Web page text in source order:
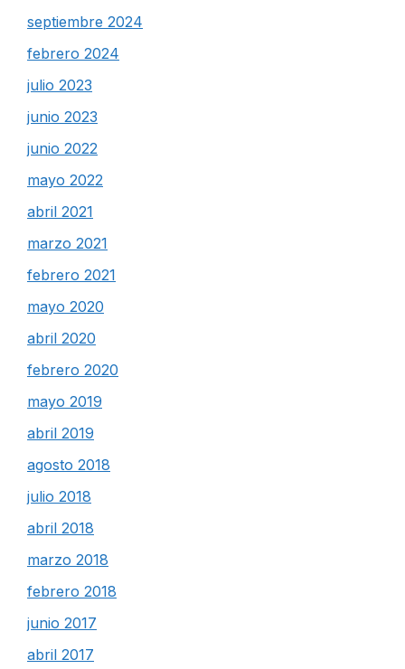
septiembre 2024
febrero 2024
julio 2023
junio 2023
junio 2022
mayo 2022
abril 2021
marzo 2021
febrero 2021
mayo 2020
abril 2020
febrero 2020
mayo 2019
abril 2019
agosto 2018
julio 2018
abril 2018
marzo 2018
febrero 2018
junio 2017
abril 2017